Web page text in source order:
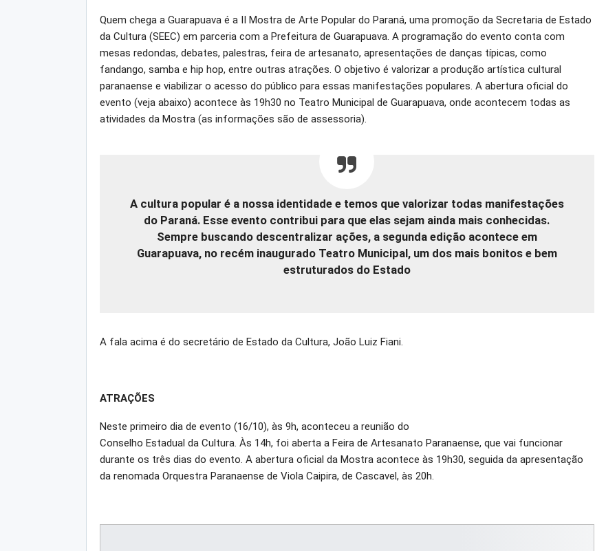
Quem chega a Guarapuava é a II Mostra de Arte Popular do Paraná, uma promoção da Secretaria de Estado
da Cultura (SEEC) em parceria com a Prefeitura de Guarapuava. A programação do evento conta com
mesas redondas, debates, palestras, feira de artesanato, apresentações de danças típicas, como
fandango, samba e hip hop, entre outras atrações. O objetivo é valorizar a produção artística cultural
paranaense e viabilizar o acesso do público para essas manifestações populares. A abertura oficial do
evento (veja abaixo) acontece às 19h30 no Teatro Municipal de Guarapuava, onde acontecem todas as
atividades da Mostra (as informações são de assessoria).
A cultura popular é a nossa identidade e temos que valorizar todas manifestações
do Paraná. Esse evento contribui para que elas sejam ainda mais conhecidas.
Sempre buscando descentralizar ações, a segunda edição acontece em
Guarapuava, no recém inaugurado Teatro Municipal, um dos mais bonitos e bem
estruturados do Estado
A fala acima é do secretário de Estado da Cultura, João Luiz Fiani.
ATRAÇÕES
Neste primeiro dia de evento (16/10), às 9h, aconteceu a reunião do
Conselho Estadual da Cultura. Às 14h, foi aberta a Feira de Artesanato Paranaense, que vai funcionar
durante os três dias do evento. A abertura oficial da Mostra acontece às 19h30, seguida da apresentação
da renomada Orquestra Paranaense de Viola Caipira, de Cascavel, às 20h.